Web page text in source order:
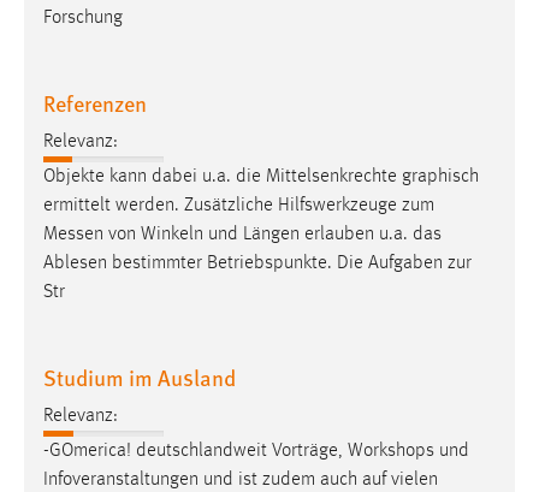
Forschung
Referenzen
Relevanz:
Objekte kann dabei u.a. die Mittelsenkrechte graphisch
ermittelt werden. Zusätzliche Hilfswerkzeuge zum
Messen von Winkeln und Längen erlauben u.a. das
Ablesen bestimmter Betriebspunkte. Die Aufgaben zur
Str
Studium im Ausland
Relevanz:
-GOmerica! deutschlandweit Vorträge, Workshops und
Infoveranstaltungen und ist zudem auch auf vielen
Conversion-Tracking
Facebook Pixel
Name:
_fbp
Conversion-Tracking
Cookie Laufzeit:
3 Monate